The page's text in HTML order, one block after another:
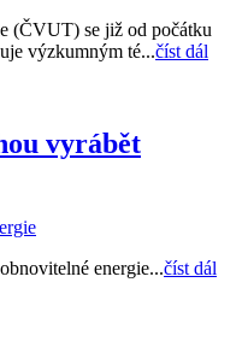
(ČVUT) se již od počátku
výzkumným té...číst dál
vyrábět
energie...číst dál